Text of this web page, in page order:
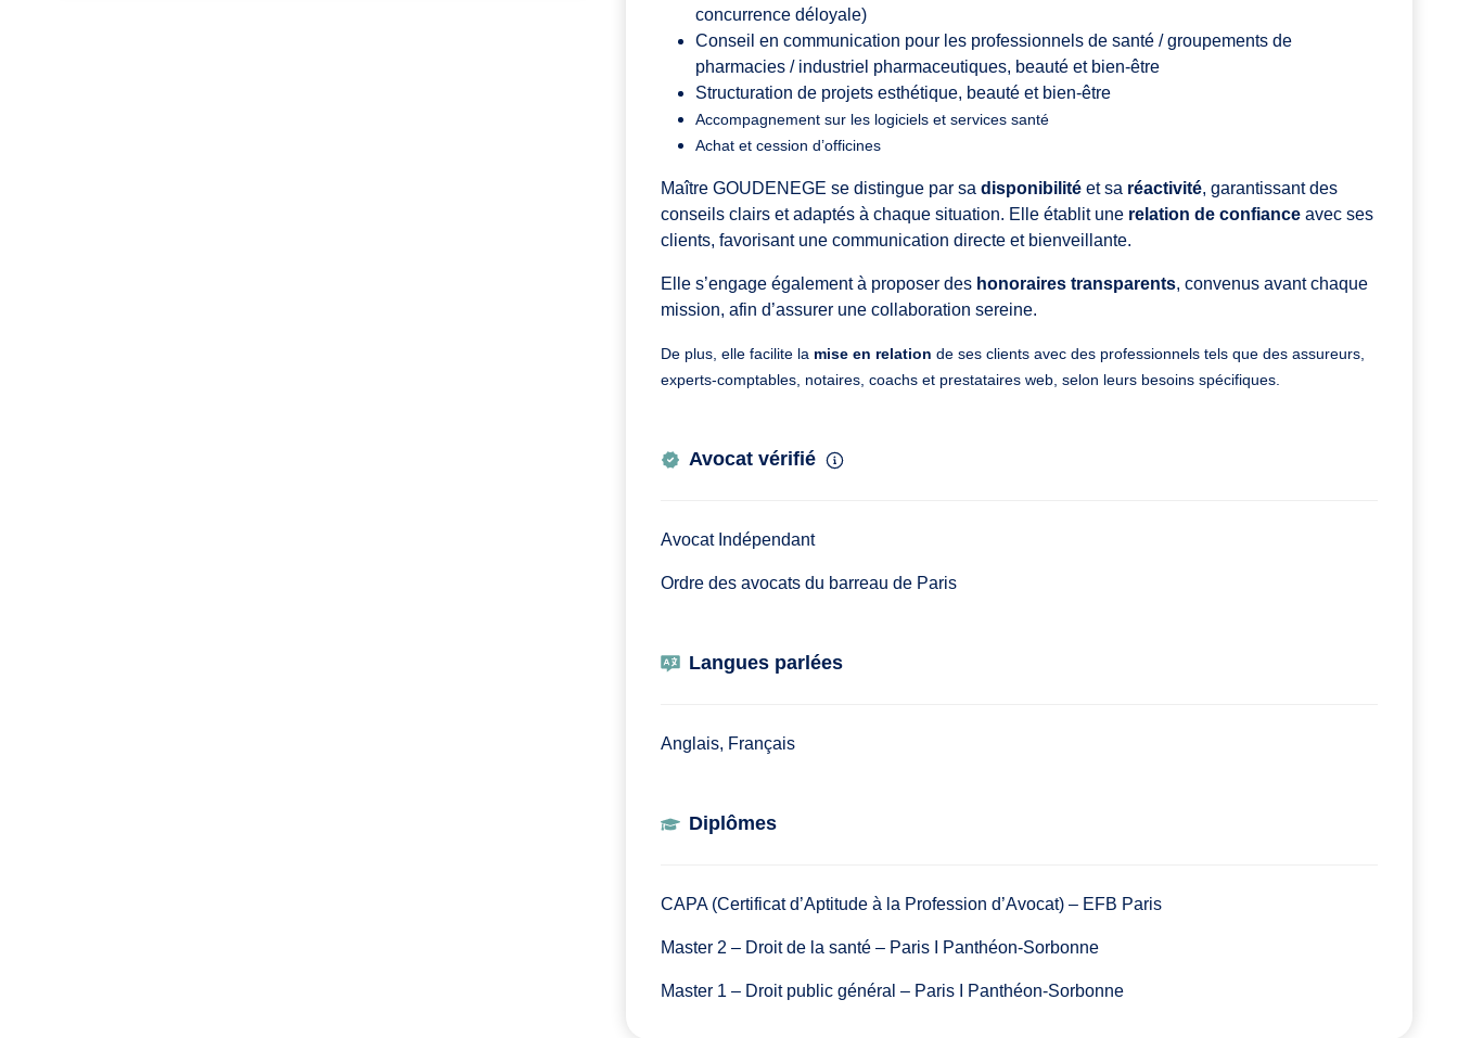
concurrence déloyale)
Conseil en communication pour les professionnels de santé / groupements de
pharmacies / industriel pharmaceutiques, beauté et bien-être
Structuration de projets esthétique, beauté et bien-être
Accompagnement sur les logiciels et services santé
Achat et cession d’officines
Maître GOUDENEGE se distingue par sa disponibilité et sa réactivité, garantissant des
conseils clairs et adaptés à chaque situation. Elle établit une relation de confiance avec ses
clients, favorisant une communication directe et bienveillante.
Elle s’engage également à proposer des honoraires transparents, convenus avant chaque
mission, afin d’assurer une collaboration sereine.
De plus, elle facilite la mise en relation de ses clients avec des professionnels tels que des assureurs,
experts-comptables, notaires, coachs et prestataires web, selon leurs besoins spécifiques.
Avocat vérifié
Avocat Indépendant
Ordre des avocats du barreau de Paris
Langues parlées
Anglais, Français
Diplômes
CAPA (Certificat d’Aptitude à la Profession d’Avocat) – EFB Paris
Master 2 – Droit de la santé – Paris I Panthéon-Sorbonne
Master 1 – Droit public général – Paris I Panthéon-Sorbonne